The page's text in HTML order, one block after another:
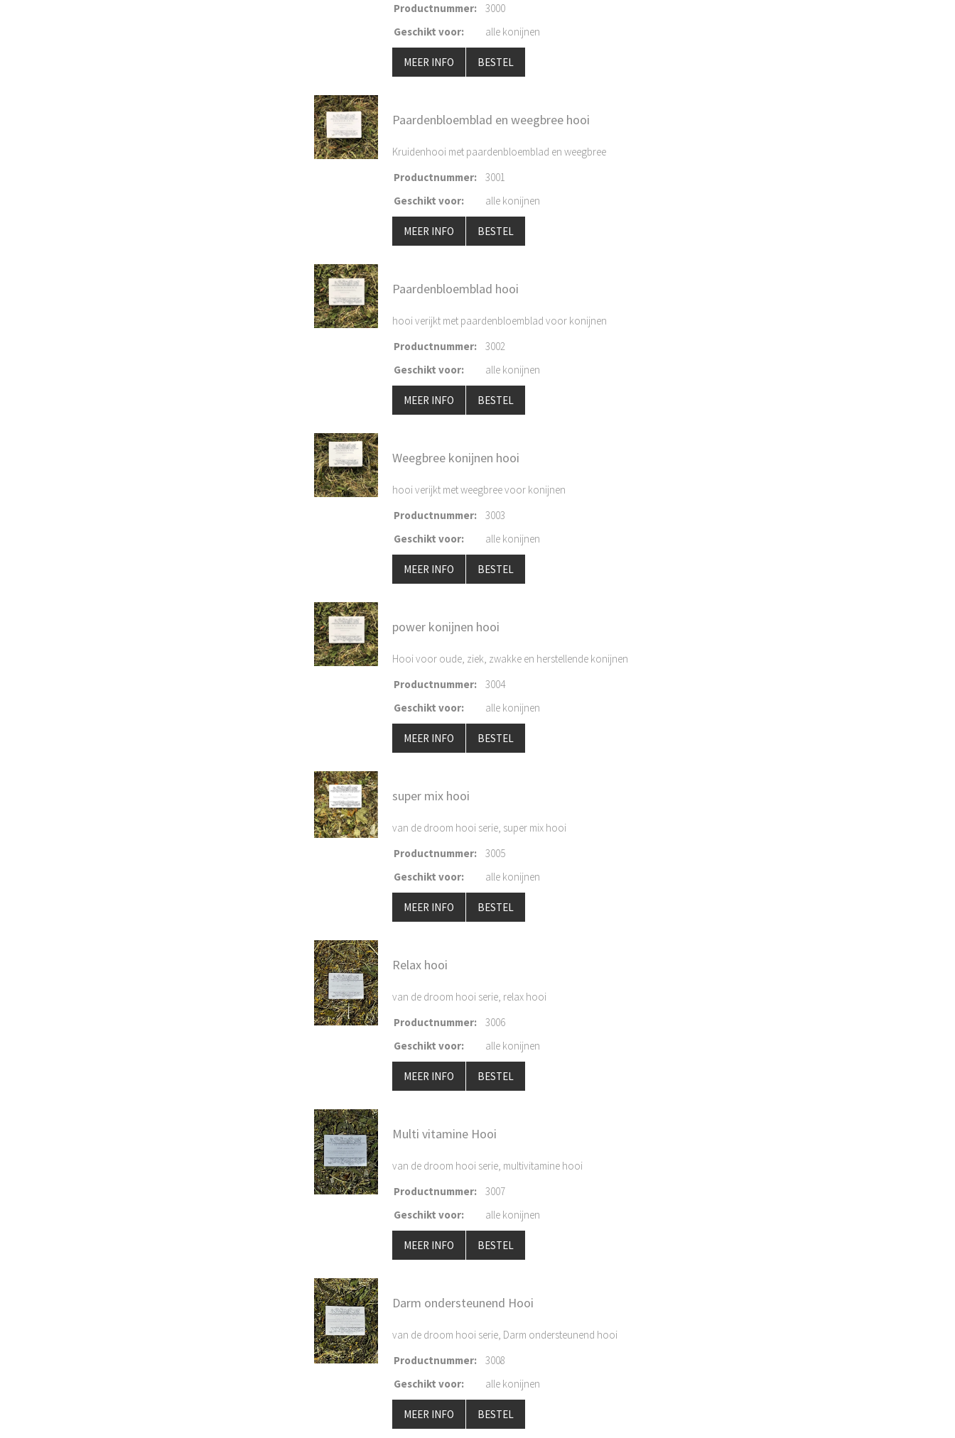
Productnummer:
3000
Geschikt voor: alle konijnen
MEER INFO BESTEL
Paardenbloemblad en weegbree hooi
Kruidenhooi met paardenbloemblad en weegbree
Productnummer:
3001
Geschikt voor: alle konijnen
MEER INFO BESTEL
Paardenbloemblad hooi
hooi verijkt met paardenbloemblad voor konijnen
Productnummer:
3002
Geschikt voor: alle konijnen
MEER INFO BESTEL
Weegbree konijnen hooi
hooi verijkt met weegbree voor konijnen
Productnummer:
3003
Geschikt voor: alle konijnen
MEER INFO BESTEL
power konijnen hooi
Hooi voor oude, ziek, zwakke en herstellende konijnen
Productnummer:
3004
Geschikt voor: alle konijnen
MEER INFO BESTEL
super mix hooi
van de droom hooi serie, super mix hooi
Productnummer:
3005
Geschikt voor: alle konijnen
MEER INFO BESTEL
Relax hooi
van de droom hooi serie, relax hooi
Productnummer:
3006
Geschikt voor: alle konijnen
MEER INFO BESTEL
Multi vitamine Hooi
van de droom hooi serie, multivitamine hooi
Productnummer:
3007
Geschikt voor: alle konijnen
MEER INFO BESTEL
Darm ondersteunend Hooi
van de droom hooi serie, Darm ondersteunend hooi
Productnummer:
3008
Geschikt voor: alle konijnen
MEER INFO BESTEL